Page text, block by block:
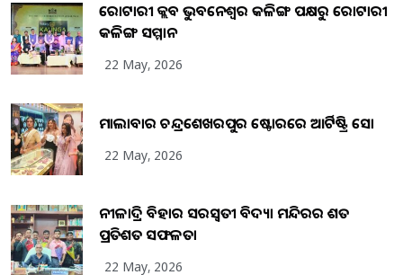
ରୋଟାରୀ କ୍ଲବ ଭୁବନେଶ୍ୱର କଳିଙ୍ଗ ପକ୍ଷରୁ ରୋଟାରୀ
କଳିଙ୍ଗ ସମ୍ମାନ
22 May, 2026
ମାଲାବାର ଚନ୍ଦ୍ରଶେଖରପୁର ଷ୍ଟୋରରେ ଆର୍ଟିଷ୍ଟ୍ରି ସୋ
22 May, 2026
ନୀଳାଦ୍ରି ବିହାର ସରସ୍ୱତୀ ବିଦ୍ୟା ମନ୍ଦିରର ଶତ
ପ୍ରତିଶତ ସଫଳତା
22 May, 2026